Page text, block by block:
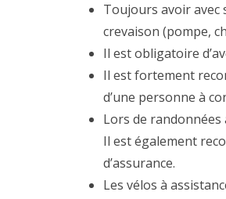
Toujours avoir avec
crevaison (pompe,
Il est obligatoire
Il est fortement
d’une personne à
Lors de
Il est également
d’assurance.
Les vélos à